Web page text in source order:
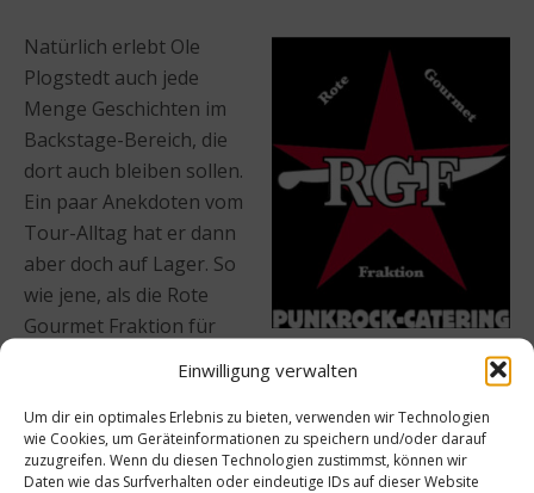
Einwilligung verwalten
Um dir ein optimales Erlebnis zu bieten, verwenden wir Technologien
wie Cookies, um Geräteinformationen zu speichern und/oder darauf
zuzugreifen. Wenn du diesen Technologien zustimmst, können wir
Daten wie das Surfverhalten oder eindeutige IDs auf dieser Website
Natürlich erlebt Ole
Plogstedt auch jede
Menge Geschichten im
Backstage-Bereich, die
dort auch bleiben sollen.
Ein paar Anekdoten vom
Tour-Alltag hat er dann
aber doch auf Lager. So
wie jene, als die Rote
Gourmet Fraktion für
ganz besonderes Feuerwerk veranstaltete: Die
Garderobe von Rammstein wurde mit zahlreichen
Grablichtern dekoriert und diese ein wenig zu nah
aneinandergestellt. Das Plastik schmolz, fing Feuer